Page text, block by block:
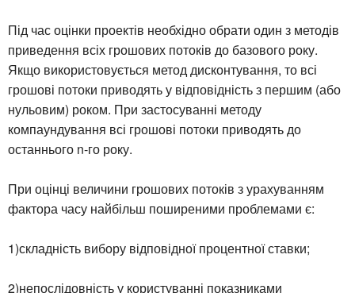
Під час оцінки проектів необхідно обрати один з методів
приведення всіх грошових потоків до базового року.
Якщо використовується метод дисконтування, то всі
грошові потоки приводять у відповідність з першим (або
нульовим) роком. При застосуванні методу
компаундування всі грошові потоки приводять до
останнього n-го року.
При оцінці величини грошових потоків з урахуванням
фактора часу найбільш поширеними проблемами є:
1)складність вибору відповідної процентної ставки;
2)непослідовність у користуванні показниками